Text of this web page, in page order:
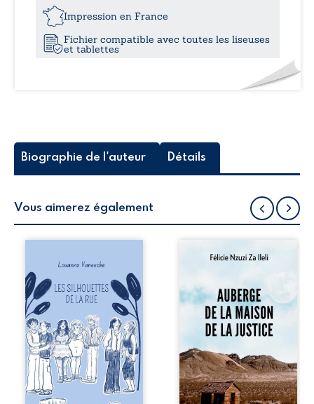
Impression en France
Fichier compatible avec toutes les liseuses
et tablettes
Biographie de l'auteur Détails
Vous aimerez également
la rue donne la
parole à six
personnages
ordinaires,
traversés par des
pensées, des
émotions et des
silences qui
pourraient
appartenir à
chacun de nous. À
travers leurs
Auberge de la
récit-témoignage
consacré au
parcours
exemplaire de
Mbala Zi Nkuaku
Lema Félix.
Magistrat intègre,
fervent défenseur
des droits
humains et de